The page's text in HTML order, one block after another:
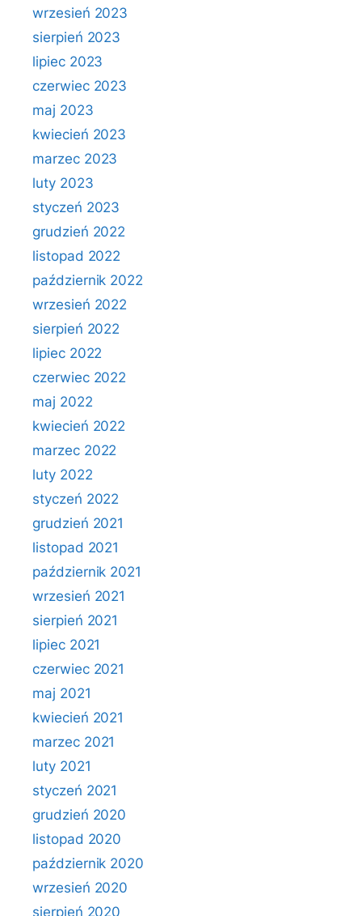
wrzesień 2023
sierpień 2023
lipiec 2023
czerwiec 2023
maj 2023
kwiecień 2023
marzec 2023
luty 2023
styczeń 2023
grudzień 2022
listopad 2022
październik 2022
wrzesień 2022
sierpień 2022
lipiec 2022
czerwiec 2022
maj 2022
kwiecień 2022
marzec 2022
luty 2022
styczeń 2022
grudzień 2021
listopad 2021
październik 2021
wrzesień 2021
sierpień 2021
lipiec 2021
czerwiec 2021
maj 2021
kwiecień 2021
marzec 2021
luty 2021
styczeń 2021
grudzień 2020
listopad 2020
październik 2020
wrzesień 2020
sierpień 2020